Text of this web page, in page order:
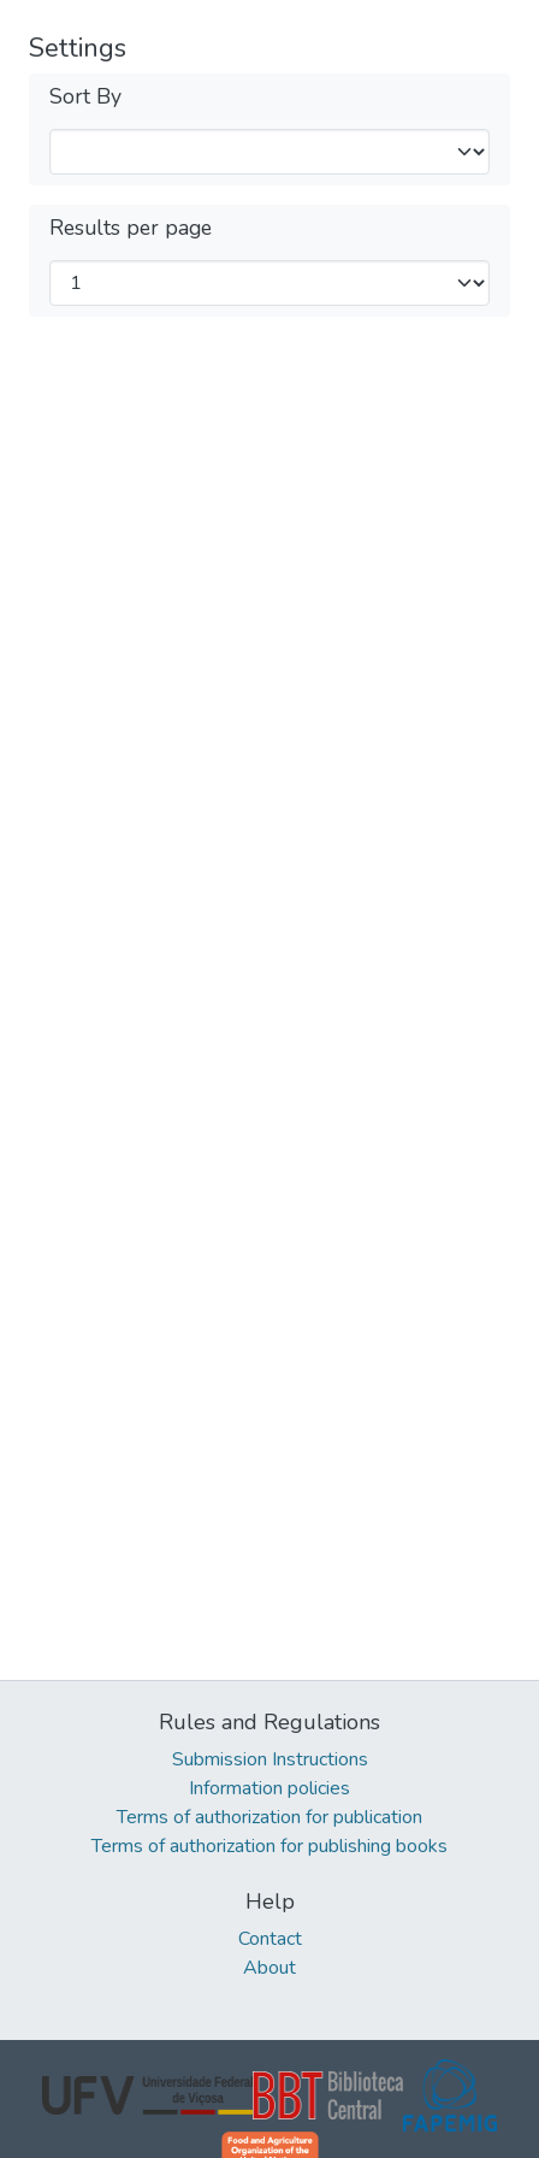
Settings
Sort By
Results per page
Rules and Regulations
Submission Instructions
Information policies
Terms of authorization for publication
Terms of authorization for publishing books
Help
Contact
About